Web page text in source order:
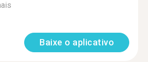
Baixe o aplicativo